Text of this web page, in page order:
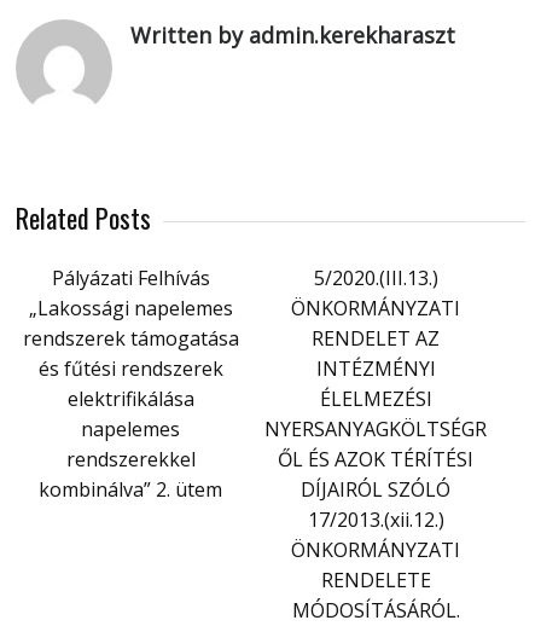
Written by admin.kerekharaszt
Related Posts
Pályázati Felhívás
„Lakossági napelemes
rendszerek támogatása
és fűtési rendszerek
elektrifikálása
napelemes
rendszerekkel
kombinálva” 2. ütem
5/2020.(III.13.)
ÖNKORMÁNYZATI
RENDELET AZ
INTÉZMÉNYI
ÉLELMEZÉSI
NYERSANYAGKÖLTSÉGR
ŐL ÉS AZOK TÉRÍTÉSI
DÍJAIRÓL SZÓLÓ
17/2013.(xii.12.)
ÖNKORMÁNYZATI
RENDELETE
MÓDOSÍTÁSÁRÓL.